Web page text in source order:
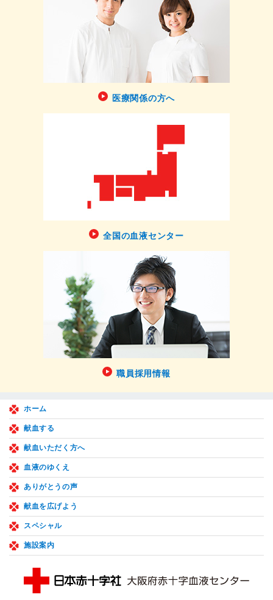
医療関係の方へ
全国の血液センター
職員採用情報
ホーム
献血する
献血いただく方へ
血液のゆくえ
ありがとうの声
献血を広げよう
スペシャル
施設案内